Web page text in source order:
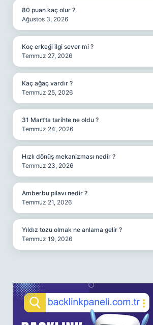
80 puan kaç olur ?
Ağustos 3, 2026
Koç erkeği ilgi sever mi ?
Temmuz 27, 2026
Kaç ağaç vardır ?
Temmuz 25, 2026
31 Mart’ta tarihte ne oldu ?
Temmuz 24, 2026
Hızlı dönüş mekanizması nedir ?
Temmuz 23, 2026
Amberbu pilavı nedir ?
Temmuz 21, 2026
Yıldız tozu olmak ne anlama gelir ?
Temmuz 19, 2026